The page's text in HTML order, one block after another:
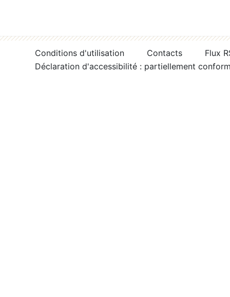
Conditions d'utilisation Contacts
Flux
Déclaration d'accessibilité : partiellement